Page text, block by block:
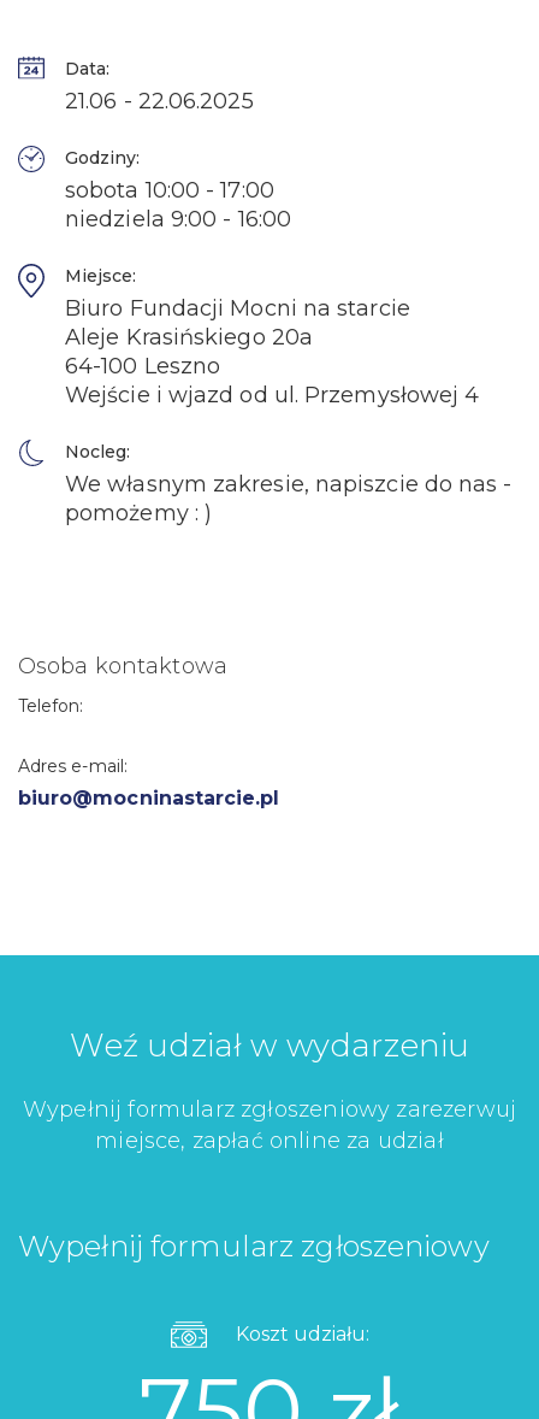
Data:
21.06 - 22.06.2025
Godziny:
sobota 10:00 - 17:00
niedziela 9:00 - 16:00
Miejsce:
Biuro Fundacji Mocni na starcie
Aleje Krasińskiego 20a
64-100 Leszno
Wejście i wjazd od ul. Przemysłowej 4
Nocleg:
We własnym zakresie, napiszcie do nas -
pomożemy : )
Osoba kontaktowa
Telefon:
Adres e-mail:
biuro@mocninastarcie.pl
Weź udział w wydarzeniu
Wypełnij formularz zgłoszeniowy zarezerwuj
miejsce, zapłać online za udział
Wypełnij formularz zgłoszeniowy
Koszt udziału: